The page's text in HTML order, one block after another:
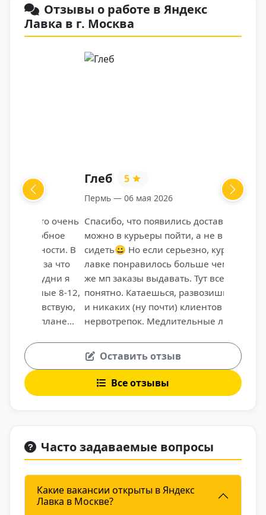
Отзывы о работе в Яндекс
Лавка в г. Москва
5
Пермь — 06 мая 2026
Спасибо, что появились доставки и
можно в курьеры пойти, а не в офисе
сидеть😀 Но если серьезно, курьерить в
лавке понравилось больше чем на том
же мп заказы выдавать. Тут все просто и
понятно. Катаешься, развозишь заказы
и никаких (ну почти) клиентов и
нервотрепок. Медлительные люди и
маршруту бывают нечасто, да и мелочи
это. Главное что платят часто, часто
прилетают чаевые да и заказов хватает,
Previous Next
Оставить отзыв
Все отзывы
Часто задаваемые вопросы
Какие вакансии открыты в Яндекс
Лавка в Москве?